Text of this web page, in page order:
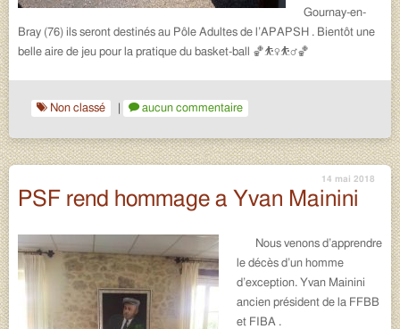
Gournay-en-
Bray (76) ils seront destinés au Pôle Adultes de l’APAPSH . Bientôt une
belle aire de jeu pour la pratique du basket-ball 🏀⛹️‍♀️⛹️‍♂️🏀
Non classé aucun commentaire
14 mai 2018
PSF rend hommage a Yvan Mainini
Nous venons d’apprendre
le décès d’un homme
d’exception. Yvan Mainini
ancien président de la FFBB
et FIBA .